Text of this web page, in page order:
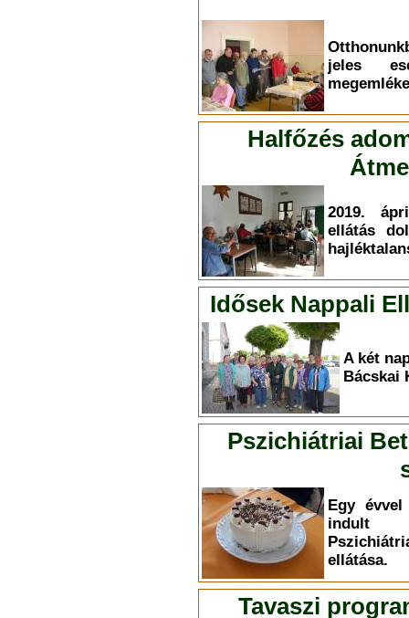
jeles
Halfőzés
2019.
ellátás
Idősek Nappali
A két
Bácskai
Pszichiátriai
Egy évvel
indult
ellátása.
Tavaszi